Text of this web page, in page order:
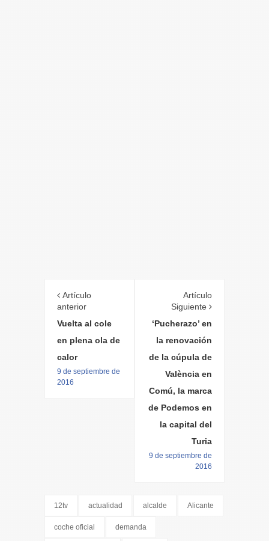
Artículo
anterior
Vuelta al cole
en plena ola de
calor
9 de septiembre de
2016
Artículo
Siguiente
‘Pucherazo’ en
la renovación
de la cúpula de
València en
Comú, la marca
de Podemos en
la capital del
Turia
9 de septiembre de
2016
12tv actualidad alcalde Alicante
coche oficial demanda